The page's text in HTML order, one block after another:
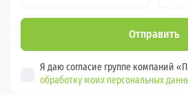
Отправить
Я даю согласие группе компаний
обработку моих персональных